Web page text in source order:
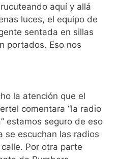
aquí y allá
luces, el equipo de
sentada en sillas
portados. Eso nos
la atención que el
comentara “la radio
estamos seguro de eso
se escuchan las radios
Por otra parte